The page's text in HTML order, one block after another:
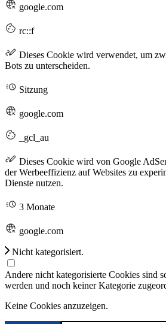
google.com
rc::f
Dieses Cookie wird verwendet, um
Bots zu unterscheiden.
Sitzung
google.com
_gcl_au
Dieses Cookie wird von Google
der Werbeeffizienz auf Websites zu
Dienste nutzen.
3 Monate
google.com
Nicht kategorisiert.
Andere nicht kategorisierte Cookies sind
werden und noch keiner Kategorie
Keine Cookies anzuzeigen.